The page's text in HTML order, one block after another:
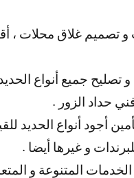
تصميم غلاق محلات ،
تصليح جميع أنواع
حداد الزور .
أجود أنواع الحديد
و غيرها أيضا .
المتنوعة و